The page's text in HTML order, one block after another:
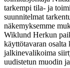
tarkempi tila- ja
suunnitelmat
näkemyksemme
Wiklund Herkun
käyttötavaran osalta
jalkinevalikoima
uudistetun muodin